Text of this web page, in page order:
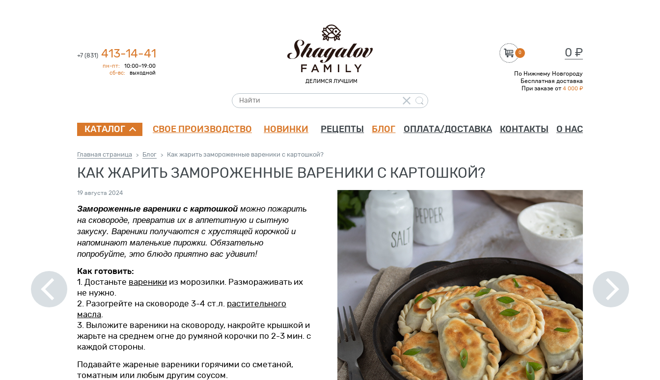
ДЕЛИМСЯ ЛУЧШИМ
пн-пт: 10:00–19:00
сб-вс: выходной
+7 (831) 413-14-41 0 0 ₽
По Нижнему Новгороду
Бесплатная доставка
При заказе от 4 000 ₽
КАТАЛОГ СВОЕ ПРОИЗВОДСТВО НОВИНКИ РЕЦЕПТЫ БЛОГ ОПЛАТА/ДОСТАВКА КОНТАКТЫ О НАС
Главная страница > Блог > Как жарить замороженные вареники с картошкой?
КАК ЖАРИТЬ ЗАМОРОЖЕННЫЕ ВАРЕНИКИ С КАРТОШКОЙ?
19 августа 2024
Замороженные вареники с картошкой можно пожарить
на сковороде, превратив их в аппетитную и сытную
закуску. Вареники получаются с хрустящей корочкой и
напоминают маленькие пирожки. Обязательно
попробуйте, это блюдо приятно вас удивит!
Как готовить:
1. Достаньте вареники из морозилки. Размораживать их
не нужно.
2. Разогрейте на сковороде 3-4 ст.л. растительного
масла
3. Выложите вареники на сковороду, накройте крышкой и
жарьте на среднем огне до румяной корочки по 2-3 мин. с
каждой стороны.
Подавайте жареные вареники горячими со сметаной,
томатным или любым другим соусом.
Вперед